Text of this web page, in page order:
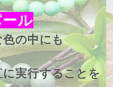
ル
の中にも
実行することを